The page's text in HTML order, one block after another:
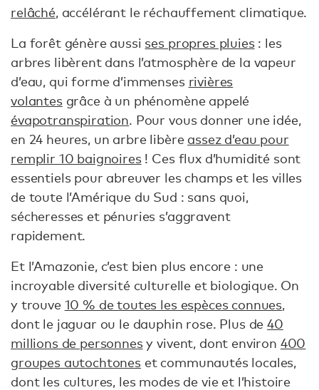
relâché, accélérant le réchauffement climatique.
La forêt génère aussi ses propres pluies: les
arbres libèrent dans l’atmosphère de la vapeur
d’eau, qui forme d’immenses rivières
volantesgrâce à un phénomène appelé
évapotranspiration. Pour vous donner une idée,
en 24 heures, un arbre libère assez d’eau pour
remplir 10 baignoires! Ces flux d’humidité sont
essentiels pour abreuver les champs et les villes
de toute l’Amérique du Sud : sans quoi,
sécheresses et pénuries s’aggravent
rapidement.
Et l’Amazonie, c’est bien plus encore : une
incroyable diversité culturelle et biologique. On
y trouve 10 % de toutes les espèces connues,
dont le jaguar ou le dauphin rose. Plus de40
millions de personnesy vivent, dont environ 400
groupes autochtoneset communautés locales,
dont les cultures, les modes de vie et l’histoire